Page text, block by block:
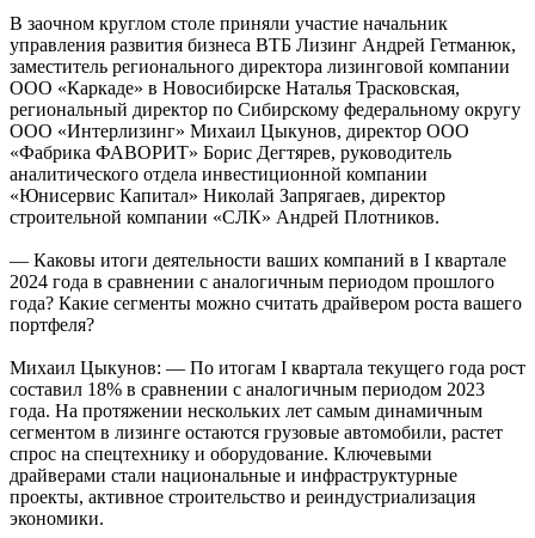
В заочном круглом столе приняли участие начальник
управления развития бизнеса ВТБ Лизинг Андрей Гетманюк,
заместитель регионального директора лизинговой компании
ООО «Каркаде» в Новосибирске Наталья Трасковская,
региональный директор по Сибирскому федеральному округу
ООО «Интерлизинг» Михаил Цыкунов, директор ООО
«Фабрика ФАВОРИТ» Борис Дегтярев, руководитель
аналитического отдела инвестиционной компании
«Юнисервис Капитал» Николай Запрягаев, директор
строительной компании «СЛК» Андрей Плотников.
— Каковы итоги деятельности ваших компаний в I квартале
2024 года в сравнении с аналогичным периодом прошлого
года? Какие сегменты можно считать драйвером роста вашего
портфеля?
Михаил Цыкунов: — По итогам I квартала текущего года рост
составил 18% в сравнении с аналогичным периодом 2023
года. На протяжении нескольких лет самым динамичным
сегментом в лизинге остаются грузовые автомобили, растет
спрос на спецтехнику и оборудование. Ключевыми
драйверами стали национальные и инфраструктурные
проекты, активное строительство и реиндустриализация
экономики.